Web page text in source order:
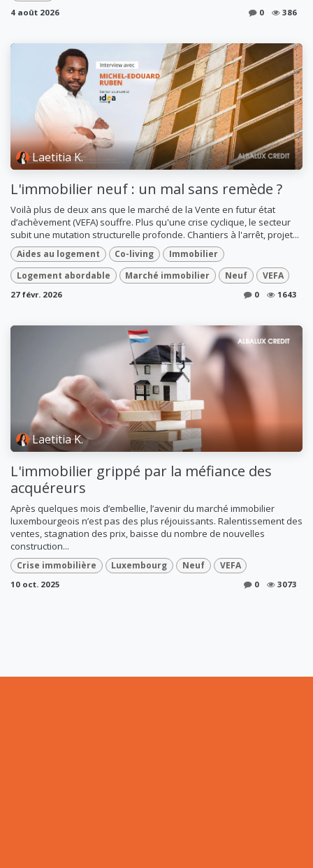
4 août 2026 0 386
Laetitia K.
L'immobilier neuf : un mal sans remède ?
Voilà plus de deux ans que le marché de la Vente en futur état
d’achèvement (VEFA) souffre. Plus qu'une crise cyclique, le secteur
subit une mutation structurelle profonde. Chantiers à l'arrêt, projet...
Aides au logement Co-living
Immobilier
Logement abordable
Marché immobilier Neuf VEFA
27 févr. 2026 0 1643
Laetitia K.
L'immobilier grippé par la méfiance des
acquéreurs
Après quelques mois d’embellie, l’avenir du marché immobilier
luxembourgeois n’est pas des plus réjouissants. Ralentissement des
ventes, stagnation des prix, baisse du nombre de nouvelles
construction...
Crise immobilière Luxembourg Neuf VEFA
10 oct. 2025 0 3073